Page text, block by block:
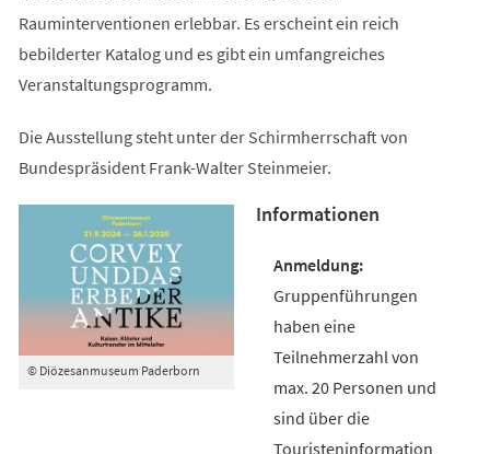
Rauminterventionen erlebbar. Es erscheint ein reich
bebilderter Katalog und es gibt ein umfangreiches
Veranstaltungsprogramm.
Die Ausstellung steht unter der Schirmherrschaft von
Bundespräsident Frank-Walter Steinmeier.
© Diözesanmuseum Paderborn
Informationen
Gruppenführungen
haben eine
Teilnehmerzahl von
max. 20 Personen und
sind über die
Touristeninformation